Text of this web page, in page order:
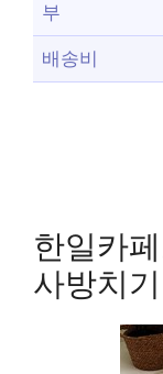
부
배송비
한일카
사방치